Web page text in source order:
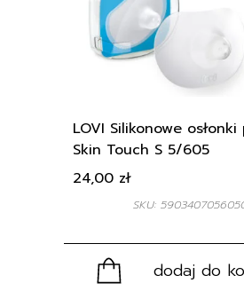
LOVI Silikonowe osłonki
Skin Touch S 5/605
SKU:
24,00 zł
dodaj do